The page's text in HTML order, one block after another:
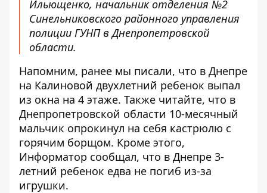
Ильющенко, начальник отделения №2
Синельниковского районного управления
полиции ГУНП в Днепропетровской
области.
Напомним, ранее мы писали, что в Днепре
на Калиновой двухлетний ребенок выпал
из окна на 4 этаже. Также читайте, что в
Днепропетровской области 10-месячный
мальчик опрокинул на себя кастрюлю с
горячим борщом. Кроме этого,
Информатор сообщал, что в Днепре 3-
летний ребенок едва не погиб из-за
игрушки.